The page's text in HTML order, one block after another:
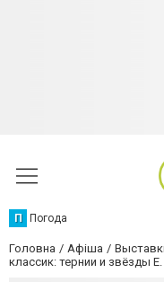
П Погода
Головна Афіша
классик: тернии и звёзды Е.